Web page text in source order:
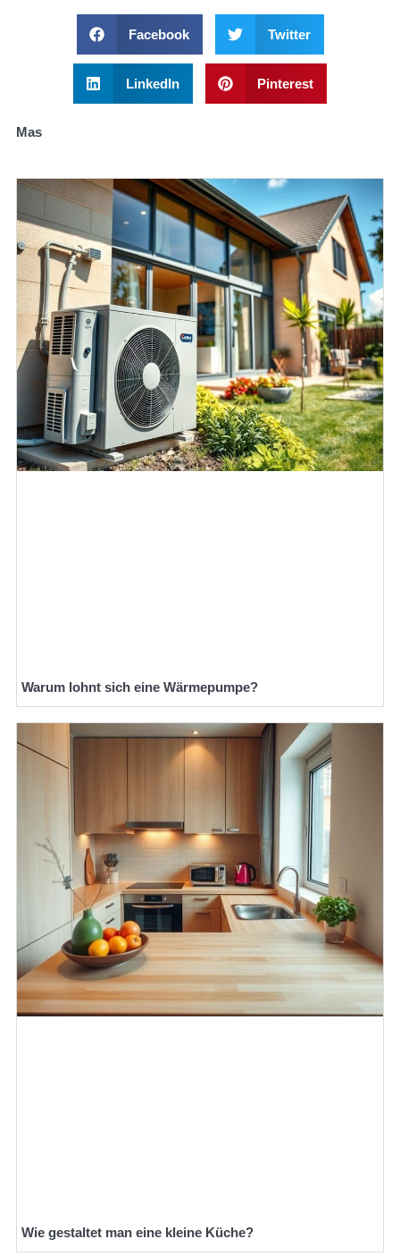
Facebook Twitter
LinkedIn Pinterest
Mas
Warum lohnt sich eine Wärmepumpe?
Wie gestaltet man eine kleine Küche?